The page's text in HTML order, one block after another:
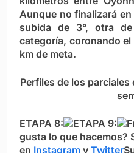
Aunque no finalizará
subida de 3°, otra
categoría, coronando el
km de meta.
Perfiles de los
ETAPA 8: ETAPA 9: F
gusta lo que hacemos?
en Instagram y Twitter